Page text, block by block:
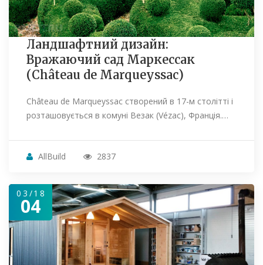
Ландшафтний дизайн:
Вражаючий сад Маркессак
(Château de Marqueyssac)
Château de Marqueyssac створений в 17-м столітті і
розташовується в комуні Везак (Vézac), Франція.…
AllBuild 2837
03/18
04